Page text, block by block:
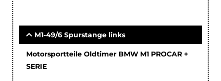
M1-49/6 Spurstange links
Motorsportteile Oldtimer BMW M1 PROCAR +
SERIE